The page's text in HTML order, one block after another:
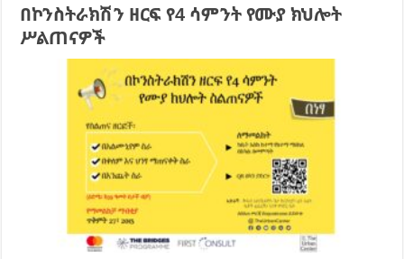
በኮንስትራክሽን ዘርፍ የ4 ሳምንት የሙያ ክህሎት
ሥልጠናዎች